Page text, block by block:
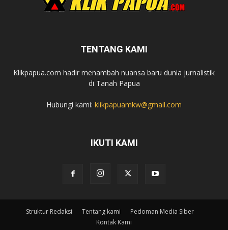
TENTANG KAMI
Klikpapua.com hadir menambah nuansa baru dunia jurnalistik
di Tanah Papua
Hubungi kami: klikpapuamkw@gmail.com
IKUTI KAMI
Struktur Redaksi Tentang kami
Pedoman Media Siber
Kontak Kami